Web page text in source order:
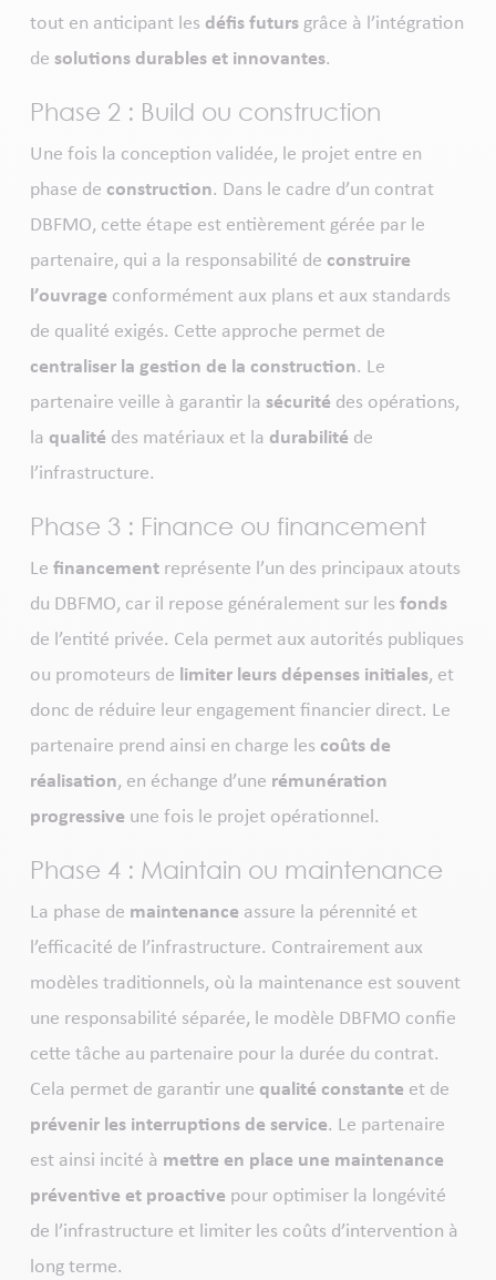
tout en anticipant les défis futurs grâce à l’intégration
de solutions durables et innovantes.
Phase 2 : Build ou construction
Une fois la conception validée, le projet entre en
phase de construction. Dans le cadre d’un contrat
DBFMO, cette étape est entièrement gérée par le
partenaire, qui a la responsabilité de construire
l’ouvrage conformément aux plans et aux standards
de qualité exigés. Cette approche permet de
centraliser la gestion de la construction. Le
partenaire veille à garantir la sécurité des opérations,
la qualité des matériaux et la durabilité de
l’infrastructure.
Phase 3 : Finance ou financement
Le financementreprésente l’un des principaux atouts
du DBFMO, car il repose généralement sur les fonds
de l’entité privée. Cela permet aux autorités publiques
ou promoteurs de limiter leurs dépenses initiales, et
donc de réduire leur engagement financier direct. Le
partenaire prend ainsi en charge les coûts de
réalisation, en échange d’une rémunération
progressive une fois le projet opérationnel.
Phase 4 : Maintain ou maintenance
La phase de maintenance assure la pérennité et
l’efficacité de l’infrastructure. Contrairement aux
modèles traditionnels, où la maintenance est souvent
une responsabilité séparée, le modèle DBFMO confie
cette tâche au partenaire pour la durée du contrat.
Cela permet de garantir une qualité constante et de
prévenir les interruptions de service. Le partenaire
est ainsi incité à mettre en place une maintenance
préventive et proactive pour optimiser la longévité
de l’infrastructure et limiter les coûts d’intervention à
long terme.